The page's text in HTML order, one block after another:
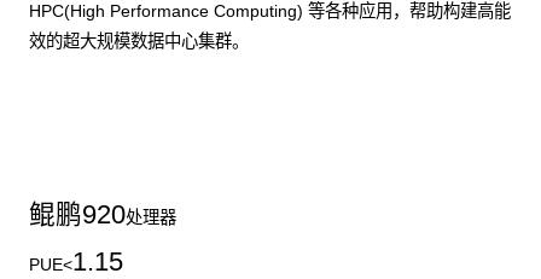
HPC(High Performance Computing) 等各种应用，帮助构建高能
效的超大规模数据中心集群。
鲲鹏920处理器
PUE<1.15